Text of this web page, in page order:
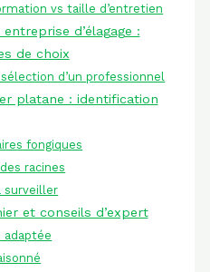
vs taille d’entretien
d’élagage :
de choix
d’un professionnel
platane : identification
fongiques
racines
surveiller
et conseils d’expert
adaptée